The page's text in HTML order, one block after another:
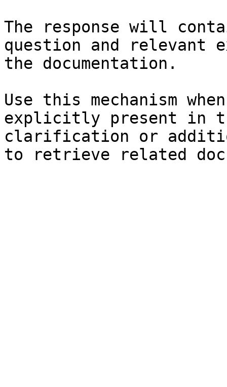
The response will
question and relevant
the documentation.
Use this mechanism
explicitly present in
clarification or